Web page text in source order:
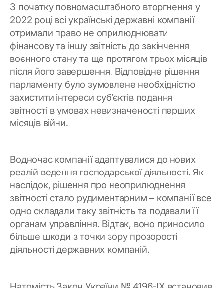
З початку повномасштабного вторгнення у
2022 році всі українські державні компанії
отримали право не оприлюднювати
фінансову та іншу звітність до закінчення
воєнного стану та ще протягом трьох місяців
після його завершення. Відповідне рішення
парламенту було зумовлене необхідністю
захистити інтереси суб’єктів подання
звітності в умовах невизначеності перших
місяців війни.
Водночас компанії адаптувалися до нових
реалій ведення господарської діяльності. Як
наслідок, рішення про неоприлюднення
звітності стало рудиментарним – компанії все
одно складали таку звітність та подавали її
органам управління. Відтак, воно приносило
більше шкоди з точки зору прозорості
діяльності державних компаній.